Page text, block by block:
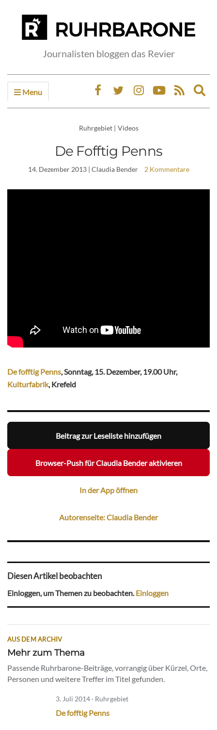
Journalisten bloggen das Revier
Menu
Ruhrgebiet | Videos
De Fofftig Penns
14. Dezember 2013| Claudia Bender 2 Kommentare
De fofftig Penns, Sonntag, 15. Dezember, 19.00 Uhr,
Kulturfabrik, Krefeld
Beitrag zur Leseliste hinzufügen
Browser-Push für Claudia Bender aktivieren
In der App öffnen
Autorenseite: Claudia Bender
Diesen Artikel beobachten
Einloggen, um Themen zu beobachten.Einloggen
AUS DEM ARCHIV
Mehr zum Thema
Passende Ruhrbarone-Beiträge, vorrangig über Kürzel, Orte,
Personen und weitere Treffer im Titel gefunden.
3. Juli 2014 · Ruhrgebiet
De fofftig Penns